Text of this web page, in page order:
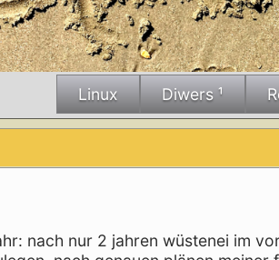
Linux Diwers ¹
nach nur 2 jahren wüstenei im